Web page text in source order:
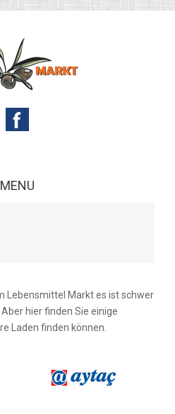
MENU
Lebensmittel Markt es ist schwer
hier finden Sie einige
Laden finden können.